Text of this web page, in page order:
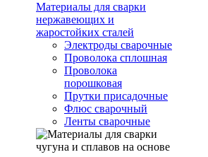
Материалы для сварки
нержавеющих и
жаростойких сталей
Электроды сварочные
Проволока сплошная
Проволока
порошковая
Прутки присадочные
Флюс сварочный
Ленты сварочные